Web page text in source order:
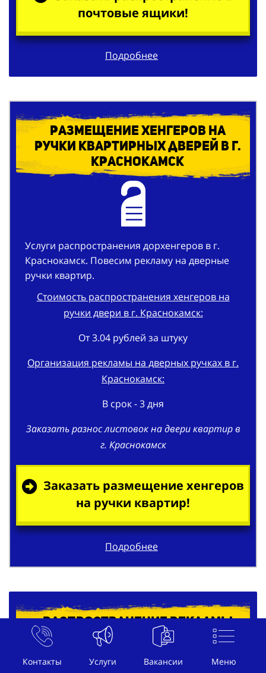
Контакты Услуги Вакансии Меню
Подробнее
Размещение хенгеров на
ручки квартирных дверей в г.
Краснокамск
Услуги распространения дорхенгеров в г.
Краснокамск. Повесим рекламу на дверные
ручки квартир.
Стоимость распространения хенгеров на
От 3.04 рублей за штуку
Организация рекламы на дверных ручках в г.
В срок - 3 дня
Заказать разнос листовок на двери квартир в
Заказать размещение хенгеров
на ручки квартир!
Подробнее
Распространение рекламы
под дворники автомобилей в г.
Краснокамск